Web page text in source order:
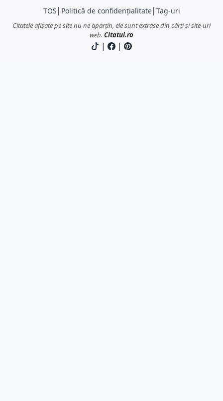
TOS Politică de confidențialitate│ Tag-uri
Citatele afișate pe site nu ne aparțin, ele sunt extrase din cărți și site-uri
web. Citatul.ro
| |